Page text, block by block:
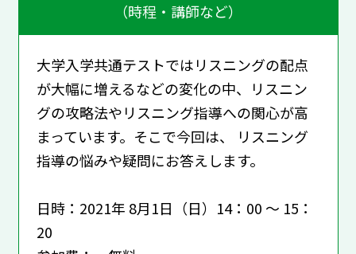
（時程・講師など）
大学入学共通テストではリスニングの配点
が大幅に増えるなどの変化の中、リスニン
グの攻略法やリスニング指導への関心が高
まっています。そこで今回は、 リスニング
指導の悩みや疑問にお答えします。
日時：2021年 8月1日（日）14：00 ～ 15：
20